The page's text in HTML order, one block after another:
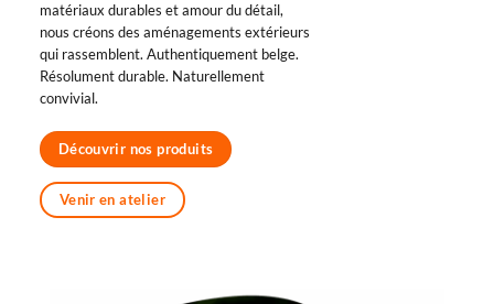
matériaux durables et amour du détail,
nous créons des aménagements extérieurs
qui rassemblent. Authentiquement belge.
Résolument durable. Naturellement
convivial.
Découvrir nos produits
Venir en atelier